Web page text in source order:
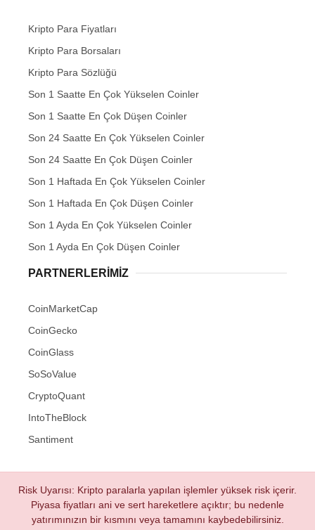
Kripto Para Fiyatları
Kripto Para Borsaları
Kripto Para Sözlüğü
Son 1 Saatte En Çok Yükselen Coinler
Son 1 Saatte En Çok Düşen Coinler
Son 24 Saatte En Çok Yükselen Coinler
Son 24 Saatte En Çok Düşen Coinler
Son 1 Haftada En Çok Yükselen Coinler
Son 1 Haftada En Çok Düşen Coinler
Son 1 Ayda En Çok Yükselen Coinler
Son 1 Ayda En Çok Düşen Coinler
PARTNERLERIMIZ
CoinMarketCap
CoinGecko
CoinGlass
SoSoValue
CryptoQuant
IntoTheBlock
Santiment
Risk Uyarısı: Kripto paralarla yapılan işlemler yüksek risk içerir.
Piyasa fiyatları ani ve sert hareketlere açıktır; bu nedenle
yatırımınızın bir kısmını veya tamamını kaybedebilirsiniz.